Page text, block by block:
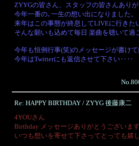
ZYYGの皆さん、スタッフの皆さんあり
今年一番の､一生の想い出になりました。
来年はこの事態が終息してLIVEに行きた
そんな願いも込めて毎日 楽曲を聴いて過
今年も恒例行事(笑)のメッセージが書け
今年はTwitterにも返信させて下さい‥‥
Re: HAPPY BIRTHDAY / ZYYG 後藤康二
4YOUさん
Birthday メッセージありがとうございます
いつも想いを寄せて下さってとっても嬉